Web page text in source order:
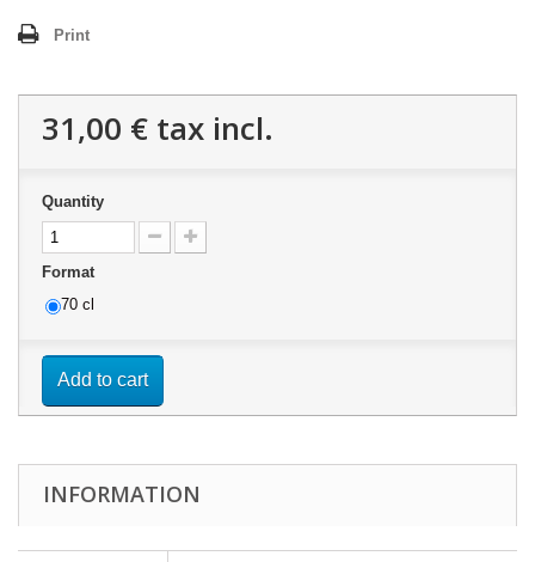
Print
31,00 € tax incl.
Quantity
Format
70 cl
Add to cart
INFORMATION